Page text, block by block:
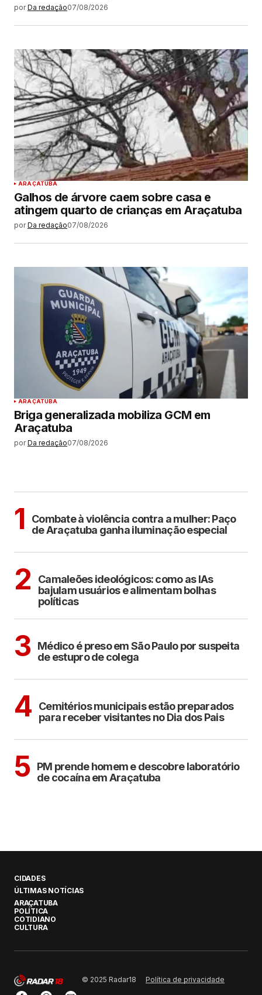
por Da redação07/08/2026
ARAÇATUBA
Galhos de árvore caem sobre casa e
atingem quarto de crianças em Araçatuba
por Da redação07/08/2026
ARAÇATUBA
Briga generalizada mobiliza GCM em
Araçatuba
por Da redação07/08/2026
1
Combate à violência contra a mulher: Paço
de Araçatuba ganha iluminação especial
2
Camaleões ideológicos: como as IAs
bajulam usuários e alimentam bolhas
políticas
3 Médico é preso em São Paulo por suspeita
de estupro de colega
4
Cemitérios municipais estão preparados
para receber visitantes no Dia dos Pais
5 PM prende homem e descobre laboratório
de cocaína em Araçatuba
CIDADES
ÚLTIMAS NOTÍCIAS
ARAÇATUBA
POLÍTICA
COTIDIANO
CULTURA
© 2025 Radar18 Política de privacidade